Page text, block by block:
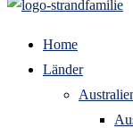
Home
Länder